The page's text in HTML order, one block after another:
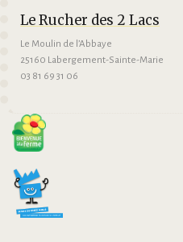
Le Rucher des 2 Lacs
Le Moulin de l’Abbaye
25160 Labergement-Sainte-Marie
03 81 69 31 06